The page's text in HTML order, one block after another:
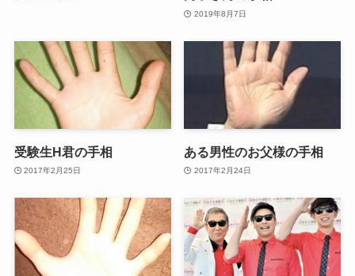
2019年8月7日
受験生H君の手相
2017年2月25日
ある男性のお父様の手相
2017年2月24日